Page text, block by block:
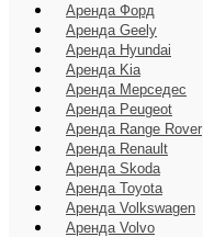
Аренда Форд
Аренда Geely
Аренда Hyundai
Аренда Kia
Аренда Мерседес
Аренда Peugeot
Аренда Range Rover
Аренда Renault
Аренда Skoda
Аренда Toyota
Аренда Volkswagen
Аренда Volvo